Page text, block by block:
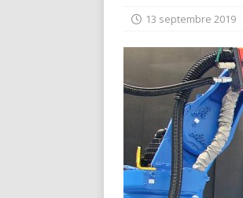
13 septembre 2019